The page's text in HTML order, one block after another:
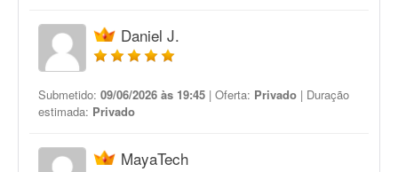
Daniel J.
Submetido: 09/06/2026 às 19:45 | Oferta: Privado | Duração
estimada: Privado
MayaTech